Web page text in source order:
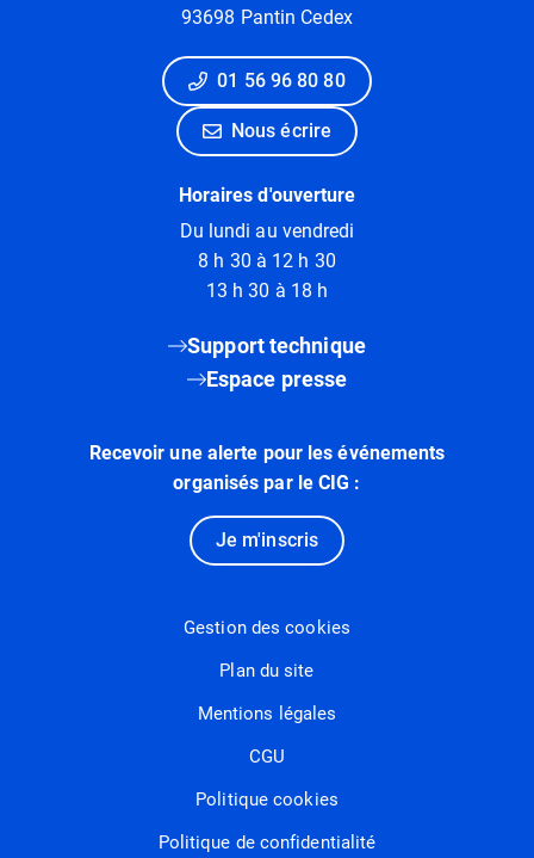
93698 Pantin Cedex
01 56 96 80 80
Nous écrire
Horaires d'ouverture
Du lundi au vendredi
8 h 30 à 12 h 30
13 h 30 à 18 h
Support technique
Espace presse
Recevoir une alerte pour les événements
organisés par le CIG :
Je m'inscris
Gestion des cookies
Plan du site
Mentions légales
CGU
Politique cookies
Politique de confidentialité